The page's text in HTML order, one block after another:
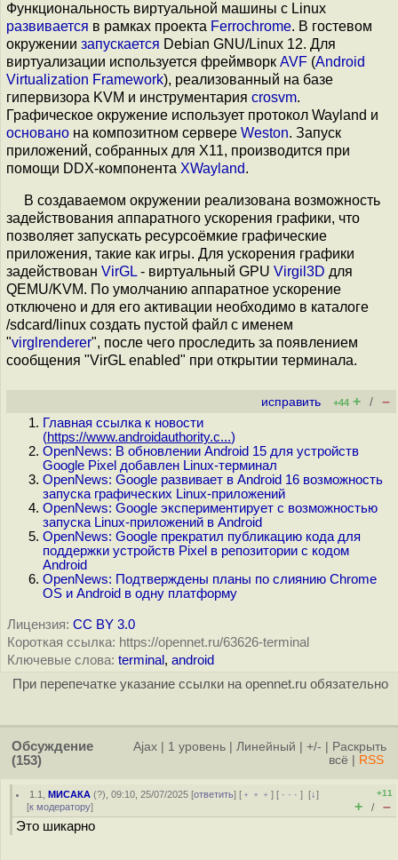
Функциональность виртуальной машины c Linux
развивается в рамках проекта Ferrochrome. В гостевом
окружении запускается Debian GNU/Linux 12. Для
виртуализации используется фреймворк AVF (Android
Virtualization Framework), реализованный на базе
гипервизора KVM и инструментария crosvm.
Графическое окружение использует протокол Wayland и
основано на композитном сервере Weston. Запуск
приложений, собранных для X11, производится при
помощи DDX-компонента XWayland.
В создаваемом окружении реализована возможность
задействования аппаратного ускорения графики, что
позволяет запускать ресурсоёмкие графические
приложения, такие как игры. Для ускорения графики
задействован VirGL - виртуальный GPU Virgil3D для
QEMU/KVM. По умолчанию аппаратное ускорение
отключено и для его активации необходимо в каталоге
/sdcard/linux создать пустой файл с именем
"virglrenderer", после чего проследить за появлением
сообщения "VirGL enabled" при открытии терминала.
исправить +44 + / –
Главная ссылка к новости
(https://www.androidauthority.c...)
OpenNews: В обновлении Android 15 для устройств
Google Pixel добавлен Linux-терминал
OpenNews: Google развивает в Android 16 возможность
запуска графических Linux-приложений
OpenNews: Google экспериментирует с возможностью
запуска Linux-приложений в Android
OpenNews: Google прекратил публикацию кода для
поддержки устройств Pixel в репозитории с кодом
Android
OpenNews: Подтверждены планы по слиянию Chrome
OS и Android в одну платформу
Лицензия: CC BY 3.0
Короткая ссылка: https://opennet.ru/63626-terminal
Ключевые слова: terminal , android
При перепечатке указание ссылки на opennet.ru обязательно
Обсуждение
(153)
Ajax 1 уровень Линейный +/-
Раскрыть
всё
RSS
1.1 ,МИСАКА (?), 09:10, 25/07/2025 [ответить] [ ﹢﹢﹢] [ · · ·][↓]
[к модератору]
+11
+ / –
Это шикарно